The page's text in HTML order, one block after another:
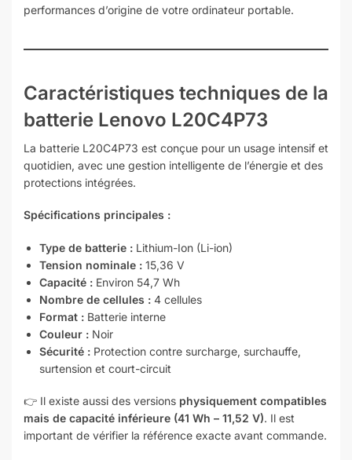
performances d’origine de votre ordinateur portable.
Caractéristiques techniques de la
batterie Lenovo L20C4P73
La batterie L20C4P73 est conçue pour un usage intensif et
quotidien, avec une gestion intelligente de l’énergie et des
protections intégrées.
Spécifications principales :
Type de batterie : Lithium-Ion (Li-ion)
Tension nominale : 15,36 V
Capacité : Environ 54,7 Wh
Nombre de cellules : 4 cellules
Format : Batterie interne
Couleur : Noir
Sécurité : Protection contre surcharge, surchauffe,
surtension et court-circuit
👉 Il existe aussi des versions physiquement compatibles
mais de capacité inférieure (41 Wh – 11,52 V). Il est
important de vérifier la référence exacte avant commande.